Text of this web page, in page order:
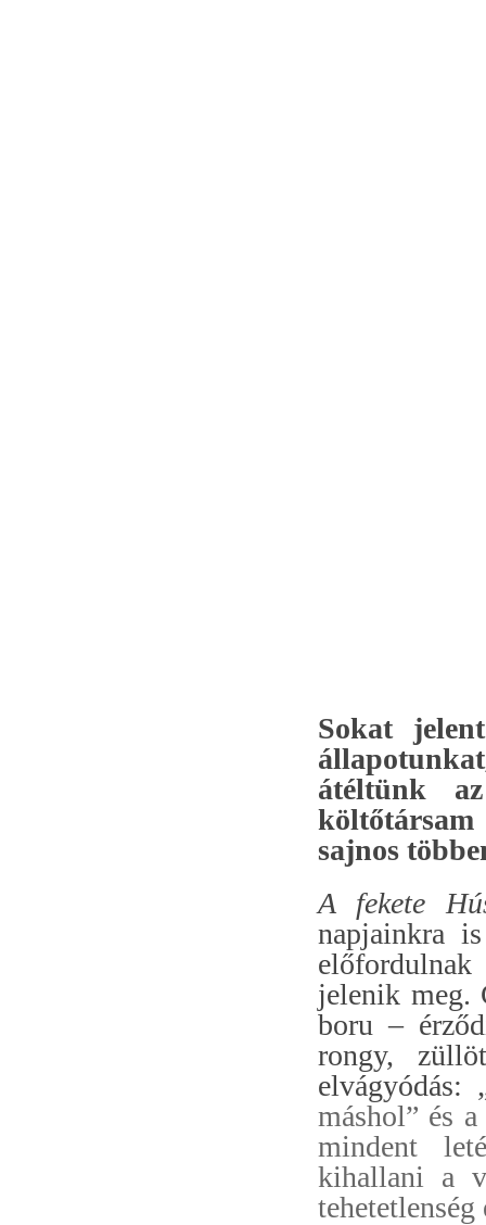
Sokat
átéltünk
sajnos
A fekete
napjainkra
jelenik meg.
boru –
rongy,
elvágyódás:
máshol” és
mindent
kihallani a